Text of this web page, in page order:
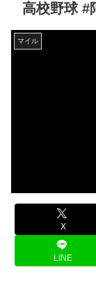
高校野球 #
マイル
X
LINE